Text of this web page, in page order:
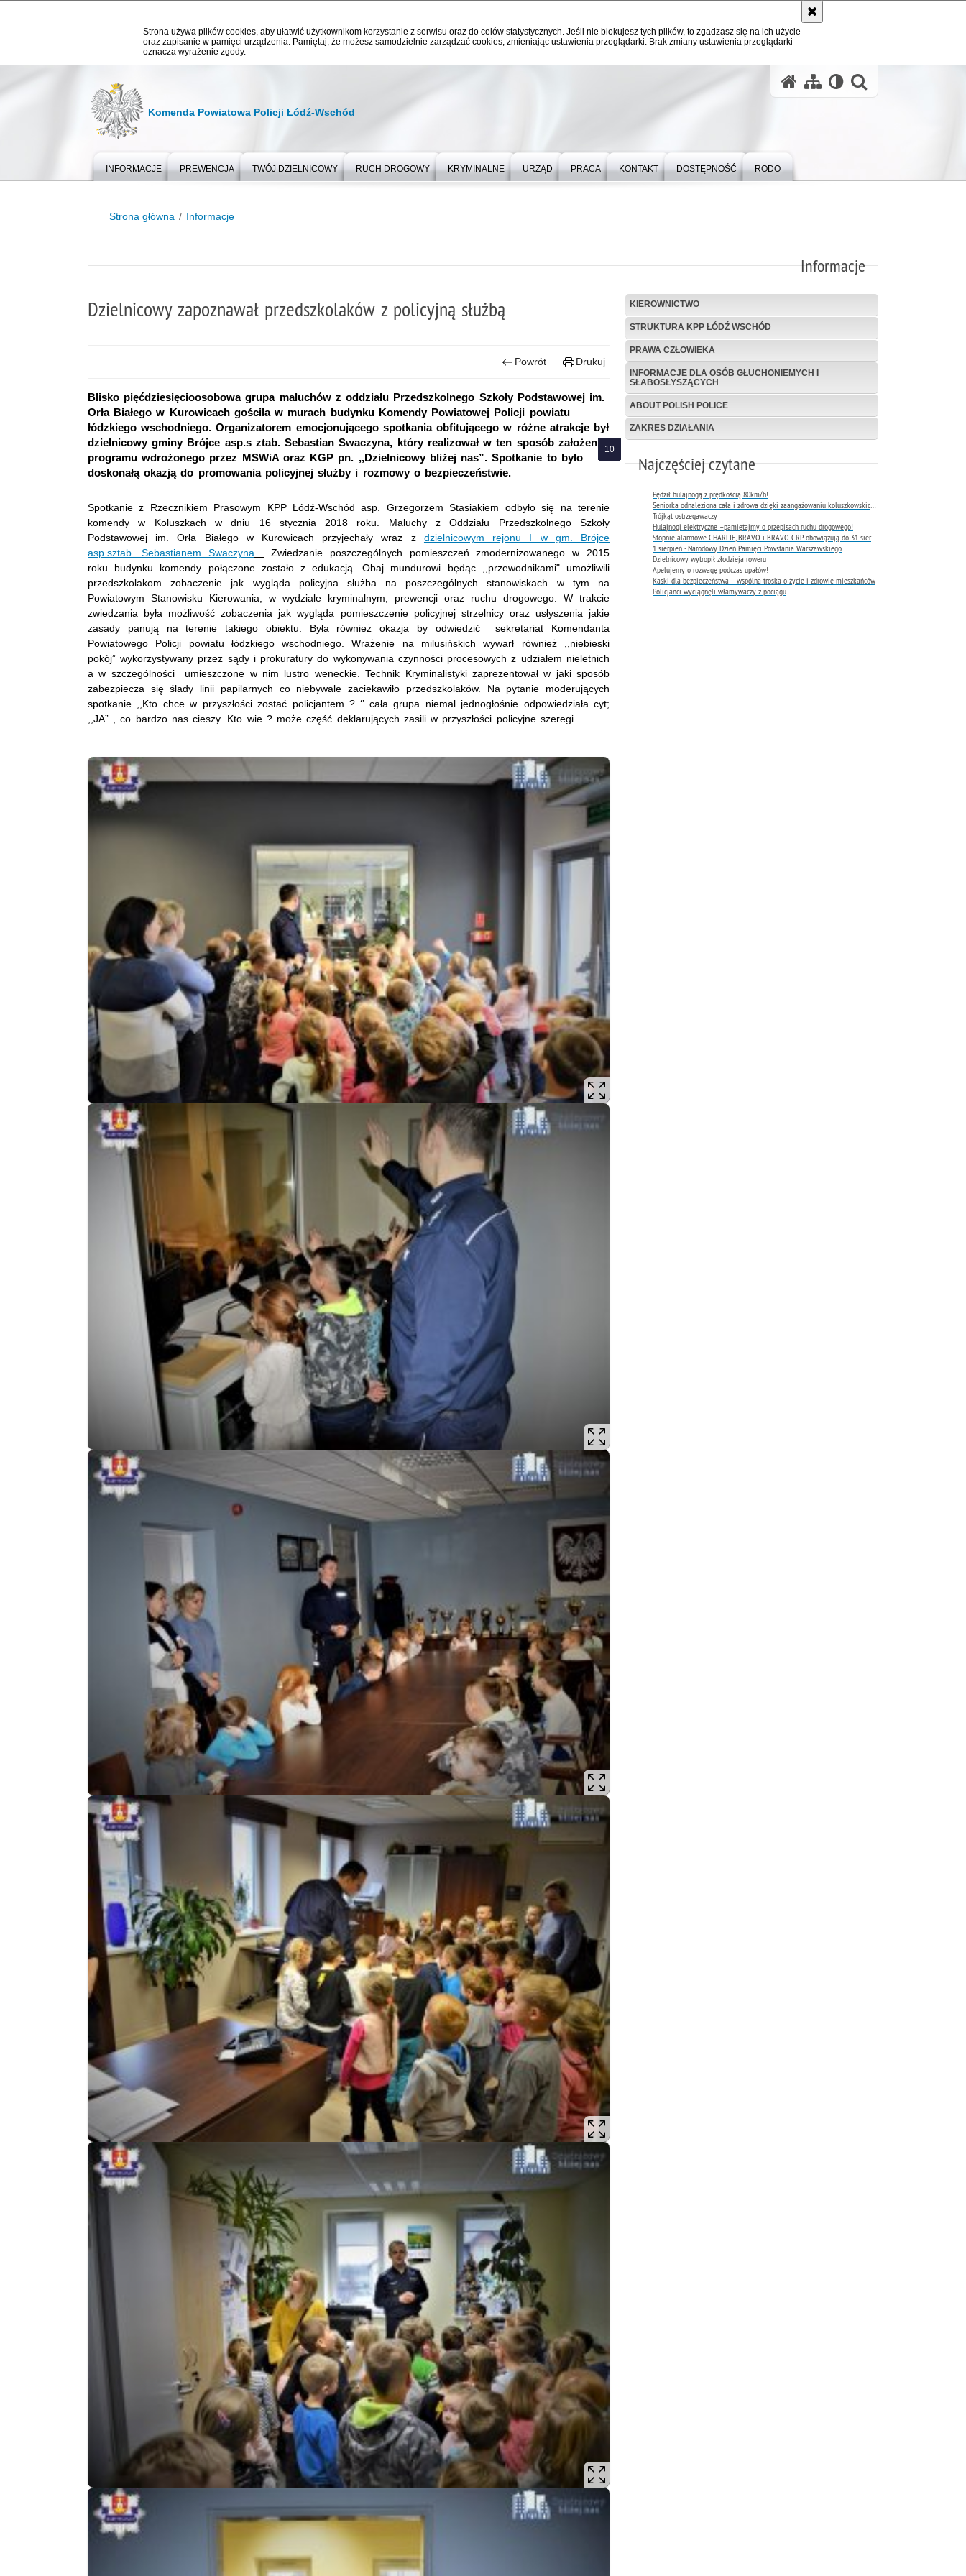
Strona używa plików cookies, aby ułatwić użytkownikom korzystanie z serwisu oraz do celów statystycznych. Jeśli nie blokujesz tych plików, to zgadzasz się na ich użycie
oraz zapisanie w pamięci urządzenia. Pamiętaj, że możesz samodzielnie zarządzać cookies, zmieniając ustawienia przeglądarki. Brak zmiany ustawienia przeglądarki
oznacza wyrażenie zgody.
Komenda Powiatowa Policji Łódź-Wschód
INFORMACJE PREWENCJA TWÓJ DZIELNICOWY RUCH DROGOWY KRYMINALNE URZĄD PRACA KONTAKT DOSTĘPNOŚĆ RODO
Strona główna Informacje
Informacje
Dzielnicowy zapoznawał przedszkolaków z policyjną służbą
Powrót Drukuj
Blisko pięćdziesięcioosobowa grupa maluchów z oddziału Przedszkolnego Szkoły Podstawowej im.
Orła Białego w Kurowicach gościła w murach budynku Komendy Powiatowej Policji powiatu
łódzkiego wschodniego. Organizatorem emocjonującego spotkania obfitującego w różne atrakcje był
dzielnicowy gminy Brójce asp.s ztab. Sebastian Swaczyna, który realizował w ten sposób założenia
programu wdrożonego przez MSWiA oraz KGP pn. ,,Dzielnicowy bliżej nas”. Spotkanie to było
doskonałą okazją do promowania policyjnej służby i rozmowy o bezpieczeństwie.
Spotkanie z Rzecznikiem Prasowym KPP Łódź-Wschód asp. Grzegorzem Stasiakiem odbyło się na terenie
komendy w Koluszkach w dniu 16 stycznia 2018 roku. Maluchy z Oddziału Przedszkolnego Szkoły
Podstawowej im. Orła Białego w Kurowicach przyjechały wraz z dzielnicowym rejonu I w gm. Brójce
asp.sztab. Sebastianem Swaczyna.
Zwiedzanie poszczególnych pomieszczeń zmodernizowanego w 2015
roku budynku komendy połączone zostało z edukacją. Obaj mundurowi będąc ,,przewodnikami" umożliwili
przedszkolakom zobaczenie jak wygląda policyjna służba na poszczególnych stanowiskach w tym na
Powiatowym Stanowisku Kierowania, w wydziale kryminalnym, prewencji oraz ruchu drogowego. W trakcie
zwiedzania była możliwość zobaczenia jak wygląda pomieszczenie policyjnej strzelnicy oraz usłyszenia jakie
zasady panują na terenie takiego obiektu. Była również okazja by odwiedzić sekretariat Komendanta
Powiatowego Policji powiatu łódzkiego wschodniego. Wrażenie na milusińskich wywarł również ,,niebieski
pokój” wykorzystywany przez sądy i prokuratury do wykonywania czynności procesowych z udziałem nieletnich
a w szczególności umieszczone w nim lustro weneckie. Technik Kryminalistyki zaprezentował w jaki sposób
zabezpiecza się ślady linii papilarnych co niebywale zaciekawiło przedszkolaków. Na pytanie moderujących
spotkanie ,,Kto chce w przyszłości zostać policjantem ? ‘’ cała grupa niemal jednogłośnie odpowiedziała cyt;
,,JA” , co bardzo nas cieszy. Kto wie ? może część deklarujących zasili w przyszłości policyjne szeregi…
KIEROWNICTWO
STRUKTURA KPP ŁÓDŹ WSCHÓD
PRAWA CZŁOWIEKA
INFORMACJE DLA OSÓB GŁUCHONIEMYCH I
SŁABOSŁYSZĄCYCH
ABOUT POLISH POLICE
ZAKRES DZIAŁANIA
Najczęściej czytane
Pędził hulajnogą z prędkością 80km/h!
Trójkąt ostrzegawaczy
Hulajnogi elektryczne –pamiętajmy o przepisach ruchu drogowego!
Stopnie alarmowe CHARLIE, BRAVO i BRAVO-CRP obowiązują do 31 sierpnia 2026 r.
1 sierpień - Narodowy Dzień Pamięci Powstania Warszawskiego
Dzielnicowy wytropił złodzieja roweru
Apelujemy o rozwagę podczas upałów!
Kaski dla bezpieczeństwa – wspólna troska o życie i zdrowie mieszkańców
Policjanci wyciągnęli włamywaczy z pociągu